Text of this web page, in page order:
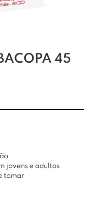
45
jovens e adultos
tomar